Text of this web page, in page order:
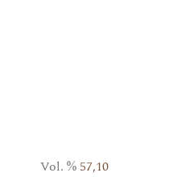
Vol. % 57,10